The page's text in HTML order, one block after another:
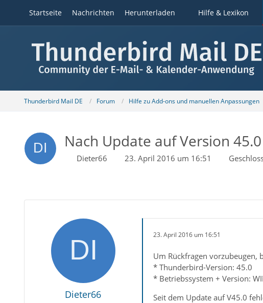
Startseite Nachrichten Herunterladen Hilfe & Lexikon
Thunderbird Mail DE Forum Hilfe zu Add-ons und manuellen Anpassungen
Nach Update auf Version
Dieter66 23. April 2016 um 16:51
Dieter66
23. April 2016 um 16:51
Um Rückfragen vorzubeugen,
* Thunderbird-Version: 45.0
* Betriebssystem + Version:
Seit dem Update auf V45.0